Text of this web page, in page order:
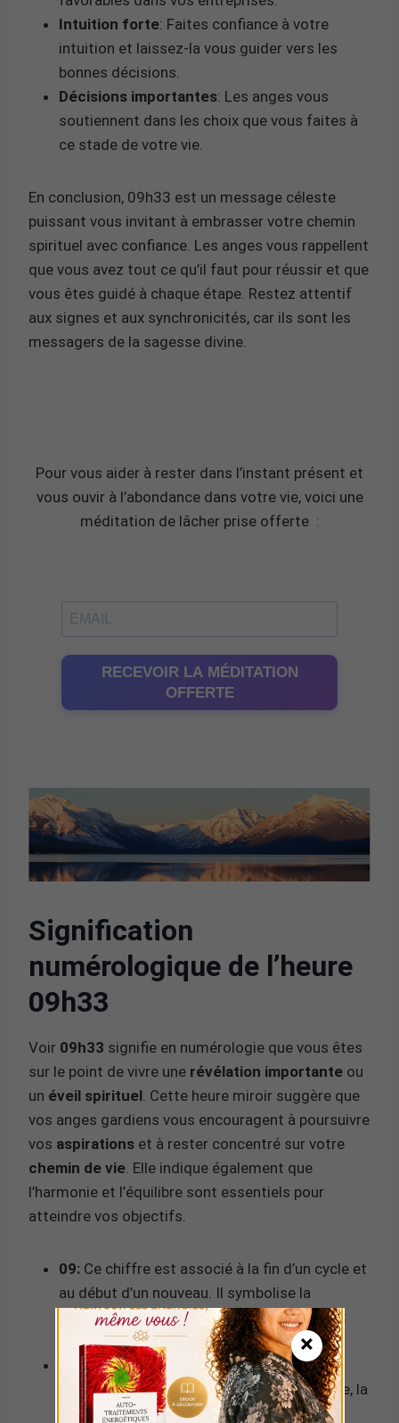
Intuition forte: Faites confiance à votre
intuition et laissez-la vous guider vers les
bonnes décisions.
Décisions importantes: Les anges vous
soutiennent dans les choix que vous faites à
ce stade de votre vie.
En conclusion, 09h33 est un message céleste
puissant vous invitant à embrasser votre chemin
spirituel avec confiance. Les anges vous rappellent
que vous avez tout ce qu’il faut pour réussir et que
vous êtes guidé à chaque étape. Restez attentif
aux signes et aux synchronicités, car ils sont les
messagers de la sagesse divine.
Pour vous aider à rester dans l’instant présent et
vous ouvir à l’abondance dans votre vie, voici une
méditation de lâcher prise offerte :
RECEVOIR LA MÉDITATION
OFFERTE
Signification
numérologique de l’heure
09h33
Voir 09h33 signifie en numérologie que vous êtes
sur le point de vivre une révélation importante ou
un éveil spirituel . Cette heure miroir suggère que
vos anges gardiens vous encouragent à poursuivre
vos aspirations et à rester concentré sur votre
chemin de vie . Elle indique également que
l’harmonie et l’équilibre sont essentiels pour
atteindre vos objectifs.
09: Ce chiffre est associé à la fin d’un cycle et
au début d’un nouveau. Il symbolise la
sagesse, l’humanitarismeet le service aux
autres.
Représentant le maître nombreen
numérologie, il évoque l’expression créative, la
compassionet labienveillance. Il est
×